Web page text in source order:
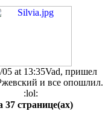
05 at 13:35Vad, пришел
и все опошлил.
:lol:
37 странице(ах)